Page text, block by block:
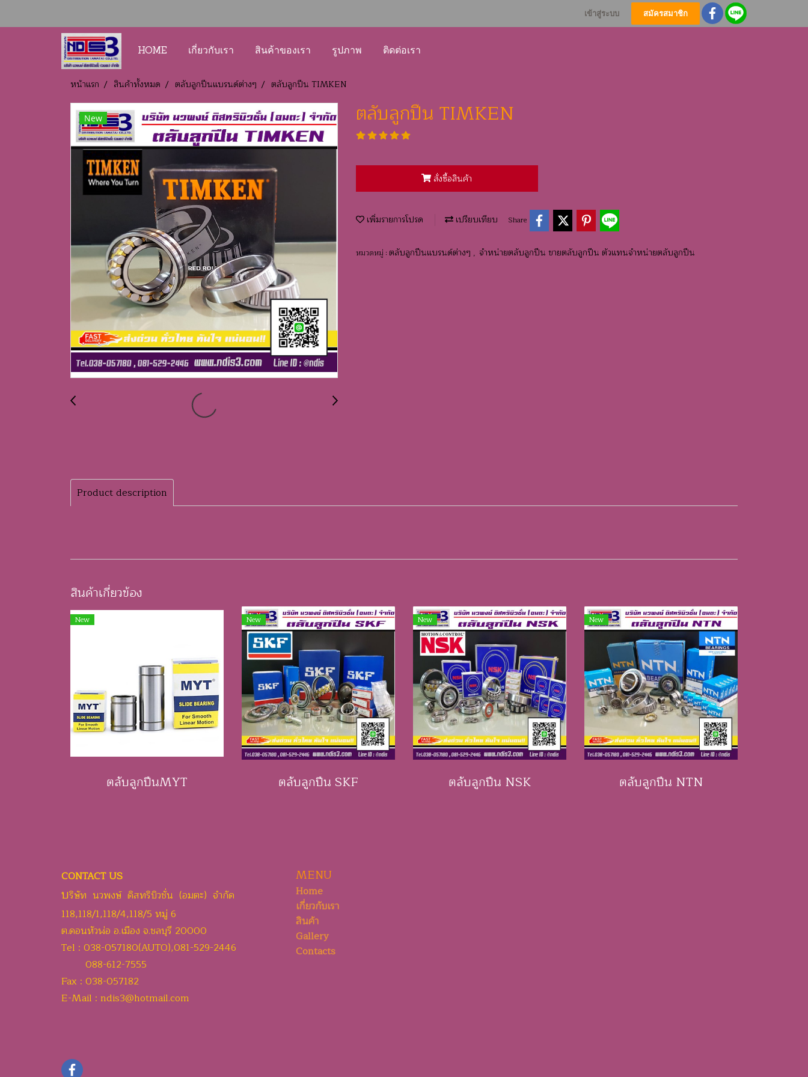
เข้าสู่ระบบ สมัครสมาชิก
HOME เกี่ยวกับเรา สินค้าของเรา รูปภาพ ติดต่อเรา
หน้าแรก สินค้าทั้งหมด ตลับลูกปืนแบรนด์ต่างๆ ตลับลูกปืน TIMKEN
New ตลับลูกปืน TIMKEN
สั่งซื้อสินค้า
เพิ่มรายการโปรด เปรียบเทียบ Share
หมวดหมู่ : ตลับลูกปืนแบรนด์ต่างๆ , จำหน่ายตลับลูกปืน ขายตลับลูกปืน ตัวแทนจำหน่ายตลับลูกปืน
Product description
สินค้าเกี่ยวข้อง
New
ตลับลูกปืนMYT
New
ตลับลูกปืน SKF
New
ตลับลูกปืน NSK
New
ตลับลูกปืน NTN
CONTACT US
บริษัท นวพงษ์ ดิสทริบิวชั่น (อมตะ) จำกัด
118,118/1,118/4,118/5 หมู่ 6
ต.ดอนหัวฬ่อ อ.เมือง จ.ชลบุรี 20000
Tel : 038-057180(AUTO),081-529-2446
088-612-7555
Fax : 038-057182
E-Mail : ndis3@hotmail.com
MENU
Home
เกี่ยวกับเรา
สินค้า
Gallery
Contacts